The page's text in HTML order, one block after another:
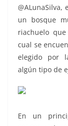
un bosque
riachuelo
cual se
elegido por
algún tipo de
En un